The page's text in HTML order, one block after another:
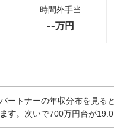
時間外手当
--万円
ートナーの年収分布を見ると
す。次いで700万円台が